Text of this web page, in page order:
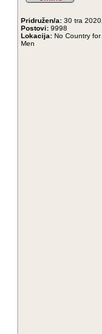
Pridružen/a: 30 tra
Postovi: 9998
Lokacija: No Country for
Men